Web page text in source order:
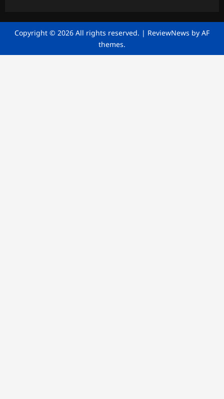
Copyright © 2026 All rights reserved. | ReviewNews by AF
themes.